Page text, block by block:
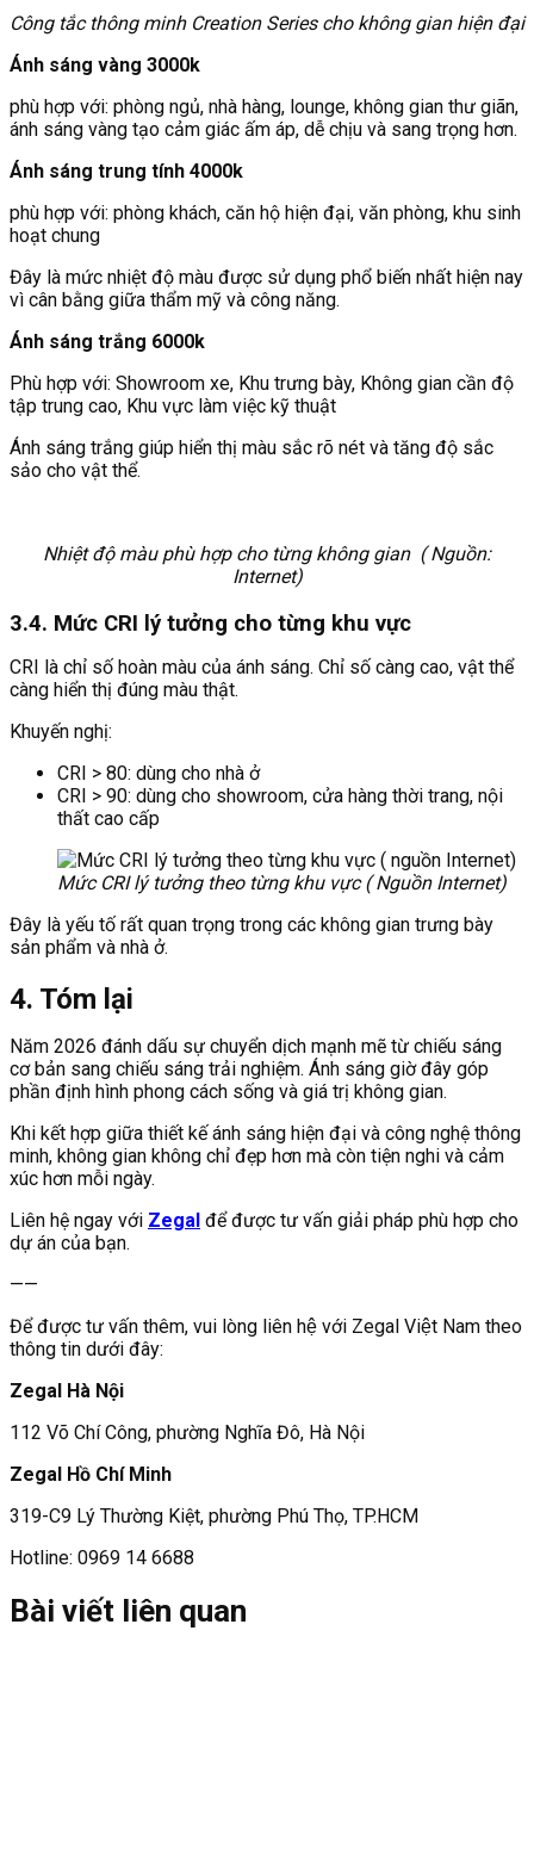
Công tắc thông minh Creation Series cho không gian hiện đại
Ánh sáng vàng 3000k
phù hợp với: phòng ngủ, nhà hàng, lounge, không gian thư giãn,
ánh sáng vàng tạo cảm giác ấm áp, dễ chịu và sang trọng hơn.
Ánh sáng trung tính 4000k
phù hợp với: phòng khách, căn hộ hiện đại, văn phòng, khu sinh
hoạt chung
Đây là mức nhiệt độ màu được sử dụng phổ biến nhất hiện nay
vì cân bằng giữa thẩm mỹ và công năng.
Ánh sáng trắng 6000k
Phù hợp với: Showroom xe, Khu trưng bày, Không gian cần độ
tập trung cao, Khu vực làm việc kỹ thuật
Ánh sáng trắng giúp hiển thị màu sắc rõ nét và tăng độ sắc
sảo cho vật thể.
Nhiệt độ màu phù hợp cho từng không gian ( Nguồn:
Internet)
3.4. Mức CRI lý tưởng cho từng khu vực
CRI là chỉ số hoàn màu của ánh sáng. Chỉ số càng cao, vật thể
càng hiển thị đúng màu thật.
Khuyến nghị:
CRI > 80: dùng cho nhà ở
CRI > 90: dùng cho showroom, cửa hàng thời trang, nội
thất cao cấp
Mức CRI lý tưởng theo từng khu vực ( Nguồn Internet)
Đây là yếu tố rất quan trọng trong các không gian trưng bày
sản phẩm và nhà ở.
4. Tóm lại
Năm 2026 đánh dấu sự chuyển dịch mạnh mẽ từ chiếu sáng
cơ bản sang chiếu sáng trải nghiệm. Ánh sáng giờ đây góp
phần định hình phong cách sống và giá trị không gian.
Khi kết hợp giữa thiết kế ánh sáng hiện đại và công nghệ thông
minh, không gian không chỉ đẹp hơn mà còn tiện nghi và cảm
xúc hơn mỗi ngày.
Liên hệ ngay với Zegal để được tư vấn giải pháp phù hợp cho
dự án của bạn.
——
Để được tư vấn thêm, vui lòng liên hệ với Zegal Việt Nam theo
thông tin dưới đây:
Zegal Hà Nội
112 Võ Chí Công, phường Nghĩa Đô, Hà Nội
Zegal Hồ Chí Minh
319-C9 Lý Thường Kiệt, phường Phú Thọ, TP.HCM
Hotline: 0969 14 6688
Bài viết liên quan